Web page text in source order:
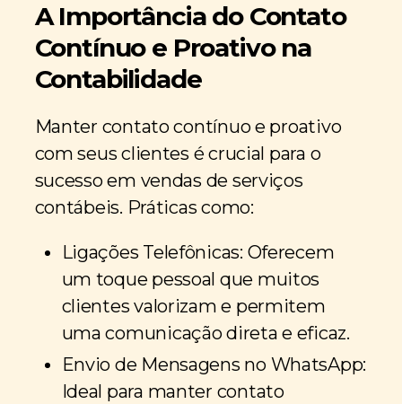
A Importância do Contato
Contínuo e Proativo na
Contabilidade
Manter contato contínuo e proativo
com seus clientes é crucial para o
sucesso em vendas de serviços
contábeis. Práticas como:
Ligações Telefônicas: Oferecem
um toque pessoal que muitos
clientes valorizam e permitem
uma comunicação direta e eficaz.
Envio de Mensagens no WhatsApp:
Ideal para manter contato